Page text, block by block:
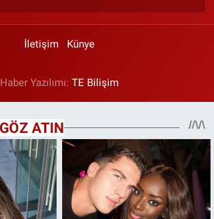
İletişim Künye
Haber Yazılımı: TE Bilişim